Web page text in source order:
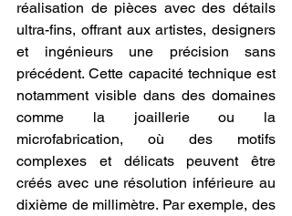
réalisation de pièces avec des détails
ultra-fins, offrant aux artistes, designers
et ingénieurs une précision sans
précédent. Cette capacité technique est
notamment visible dans des domaines
comme la joaillerie ou la
microfabrication, où des motifs
complexes et délicats peuvent être
créés avec une résolution inférieure au
dixième de millimètre. Par exemple, des